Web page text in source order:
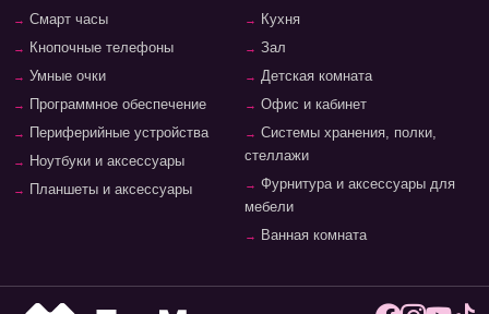
Смарт часы
Кнопочные телефоны
Умные очки
Программное обеспечение
Периферийные устройства
Ноутбуки и аксессуары
Планшеты и аксессуары
Кухня
Зал
Детская комната
Офис и кабинет
Системы хранения, полки,
стеллажи
Фурнитура и аксессуары для
мебели
Ванная комната